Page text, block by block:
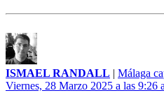
ISMAEL RANDALL | Málaga
Viernes, 28 Marzo 2025 a las 9:26